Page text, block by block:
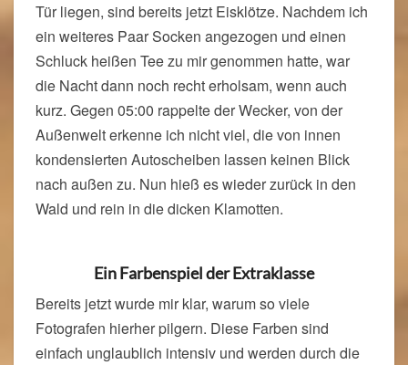
Tür liegen, sind bereits jetzt Eisklötze. Nachdem ich
ein weiteres Paar Socken angezogen und einen
Schluck heißen Tee zu mir genommen hatte, war
die Nacht dann noch recht erholsam, wenn auch
kurz. Gegen 05:00 rappelte der Wecker, von der
Außenwelt erkenne ich nicht viel, die von innen
kondensierten Autoscheiben lassen keinen Blick
nach außen zu. Nun hieß es wieder zurück in den
Wald und rein in die dicken Klamotten.
Ein Farbenspiel der Extraklasse
Bereits jetzt wurde mir klar, warum so viele
Fotografen hierher pilgern. Diese Farben sind
einfach unglaublich intensiv und werden durch die